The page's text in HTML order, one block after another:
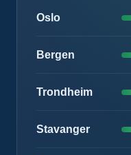
Oslo
Bergen
Trondheim
Stavanger